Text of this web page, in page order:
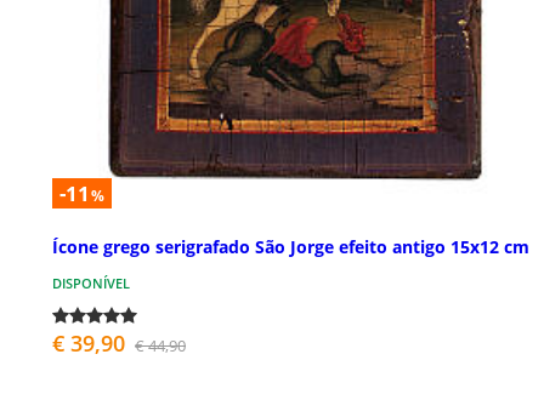
-11 %
Ícone grego serigrafado São Jorge efeito antigo 15x12 cm
DISPONÍVEL
€ 39,90 € 44,90